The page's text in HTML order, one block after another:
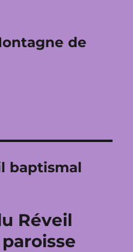
de
baptismal
Réveil